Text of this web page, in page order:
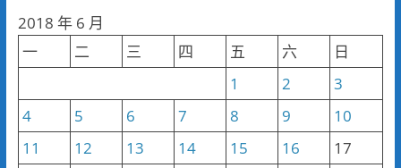
類
2018 年 6 月
一
二 三 四 五 六
日
1
2
3
4
5 6 7 8 9
10
11
12 13 14 15 16
17